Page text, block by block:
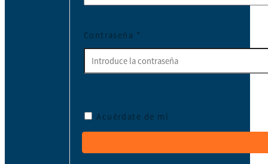
Contraseña *
Acuérdate de mí